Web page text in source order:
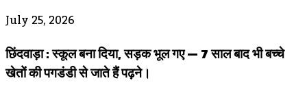
July 25, 2026
छिंदवाड़ा : स्कूल बना दिया, सड़क भूल गए — 7 साल बाद भी बच्चे
खेतों की पगडंडी से जाते हैं पढ़ने।